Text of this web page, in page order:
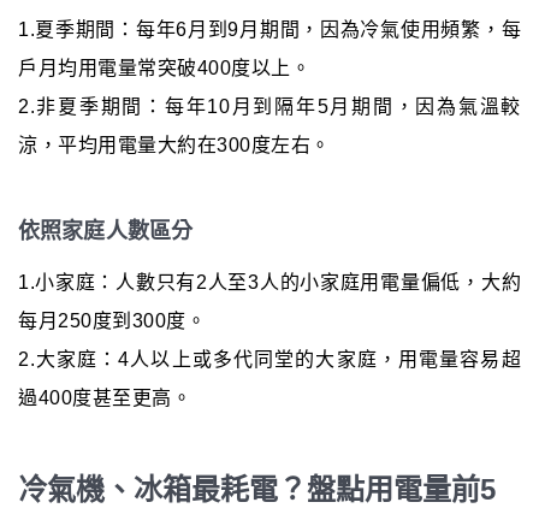
1.夏季期間：每年6月到9月期間，因為冷氣使用頻繁，每
戶月均用電量常突破400度以上。
2.非夏季期間：每年10月到隔年5月期間，因為氣溫較
涼，平均用電量大約在300度左右。
依照家庭人數區分
1.小家庭：人數只有2人至3人的小家庭用電量偏低，大約
每月250度到300度。
2.大家庭：4人以上或多代同堂的大家庭，用電量容易超
過400度甚至更高。
冷氣機、冰箱最耗電？盤點用電量前5